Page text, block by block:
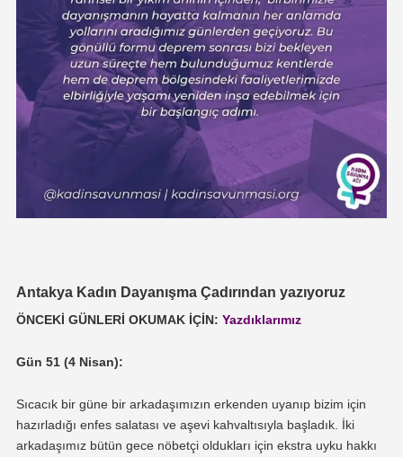
Antakya Kadın Dayanışma Çadırından yazıyoruz
ÖNCEKİ GÜNLERİ OKUMAK İÇİN: Yazdıklarımız
Gün 51 (4 Nisan):
Sıcacık bir güne bir arkadaşımızın erkenden uyanıp bizim için
hazırladığı enfes salatası ve aşevi kahvaltısıyla başladık. İki
arkadaşımız bütün gece nöbetçi oldukları için ekstra uyku hakkı